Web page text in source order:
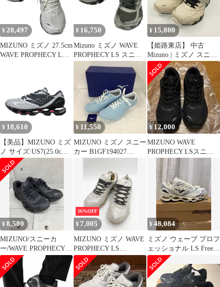
¥ 20,497
MIZUNO ミズノ 27.5cm
WAVE PROPHECY LS
ーカー メンズ
¥ 16,750
Mizuno ミズノ WAVE
PROPHECY LS スニー
カー D1GA251103 グレ
ー系 26.5cm
¥ 15,800
【姫路東店】 中古
Mizuno | ミズノ スニー
カー WAVE PROPHECY
LS D1GA333703 ベージ
ュ 26.5cm 【126】
¥ 18,610
【美品】MIZUNO ミズ
ノ サイズ:US7(25.0cm)
26春夏 WAVE
PROPHECY LS
D1GA333708 ウエーブ
プロフェシー LS レー
スアップ ローカット ス
二ーカー シルバー グレ
ー ピンク スニーカー
【レディース】【中
古】
¥ 11,550
MIZUNO ミズノ スニー
カー B1GF194027
¥ 12,000
MIZUNO WAVE
PROPHECY LSスニー
カー ブラック
¥8,580
MIZUNO/スニーカ
ー/WAVE PROPHECY
LS
16%OFF
¥ 7,005
MIZUNO ミズノ WAVE
PROPHECY LS
MIMETICS ウエーブ プ
ロフェシー LS ミメテ
ィックス ローカット ス
¥48,084
ミズノ ウェーブ プロフ
ェッショナル LS Free!
ランニングシューズ ス
ニーカー 280